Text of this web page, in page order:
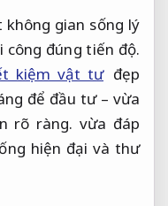
gian sống lý
công đúng tiến độ.
kiệm vật tư đẹp
để đầu tư – vừa
rõ ràng. vừa đáp
hiện đại và thư